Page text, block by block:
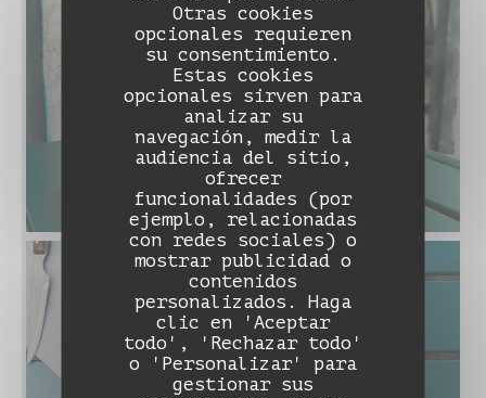
Otras cookies
opcionales requieren
su consentimiento.
Estas cookies
opcionales sirven para
analizar su
navegación, medir la
audiencia del sitio,
ofrecer
funcionalidades (por
ejemplo, relacionadas
con redes sociales) o
mostrar publicidad o
contenidos
personalizados. Haga
clic en 'Aceptar
todo', 'Rechazar todo'
o 'Personalizar' para
gestionar sus
DAME NATION LE RESTO